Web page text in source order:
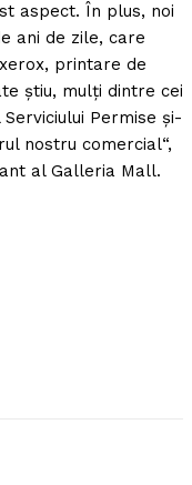
aspect. În plus, noi
ani de zile, care
printare de
ştiu, mulţi dintre cei
Permise şi-
nostru comercial“,
al Galleria Mall.